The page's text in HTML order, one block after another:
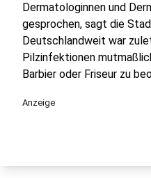
Dermatologinnen und
gesprochen, sagt die
Deutschlandweit war
Pilzinfektionen
Barbier oder Friseur zu
Anzeige